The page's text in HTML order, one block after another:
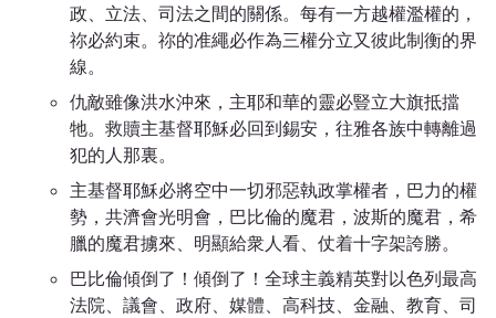
政、立法、司法之間的關係。每有一方越權濫權的，
祢必約束。祢的准繩必作為三權分立又彼此制衡的界
線。
仇敵雖像洪水沖來，主耶和華的靈必豎立大旗抵擋
牠。救贖主基督耶穌必回到錫安，往雅各族中轉離過
犯的人那裏。
主基督耶穌必將空中一切邪惡執政掌權者，巴力的權
勢，共濟會光明會，巴比倫的魔君，波斯的魔君，希
臘的魔君擄來、明顯給衆人看、仗着十字架誇勝。
巴比倫傾倒了！傾倒了！全球主義精英對以色列最高
法院、議會、政府、媒體、高科技、金融、教育、司